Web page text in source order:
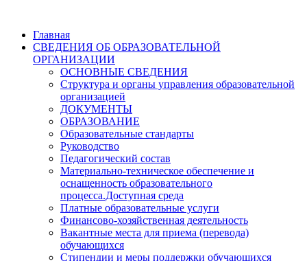
Главная
СВЕДЕНИЯ ОБ ОБРАЗОВАТЕЛЬНОЙ
ОРГАНИЗАЦИИ
ОСНОВНЫЕ СВЕДЕНИЯ
Структура и органы управления образовательной
организацией
ДОКУМЕНТЫ
ОБРАЗОВАНИЕ
Образовательные стандарты
Руководство
Педагогический состав
Материально-техническое обеспечение и
оснащенность образовательного
процесса.Доступная среда
Платные образовательные услуги
Финансово-хозяйственная деятельность
Вакантные места для приема (перевода)
обучающихся
Стипендии и меры поддержки обучающихся